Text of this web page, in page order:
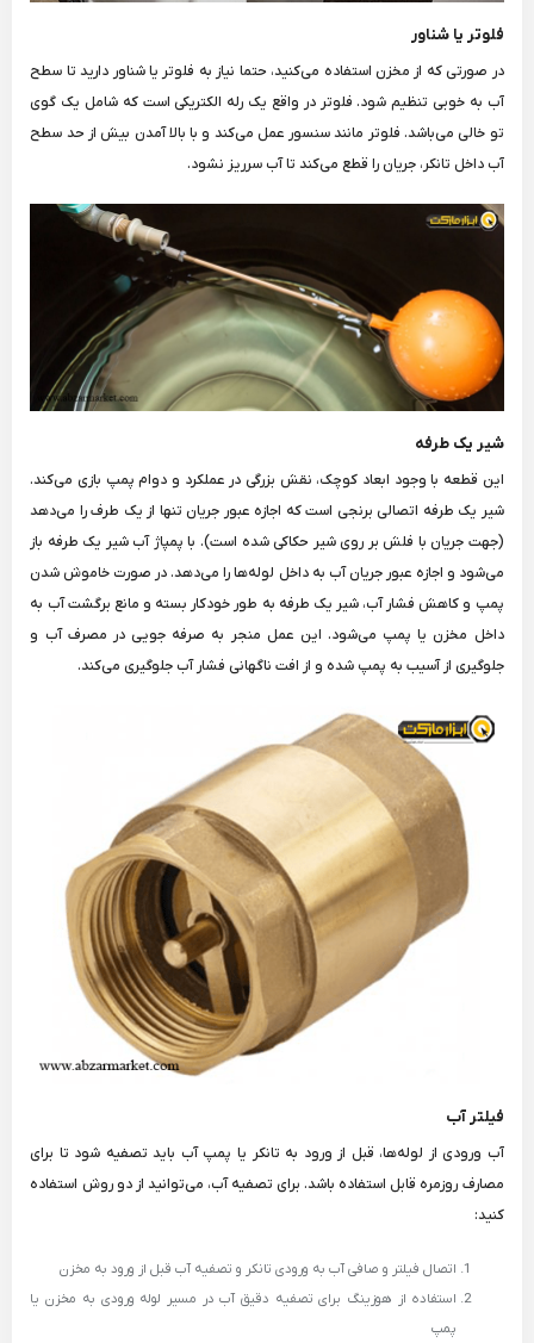
فلوتر یا شناور
در صورتی که از مخزن استفاده می‌کنید، حتما نیاز به فلوتر یا شناور دارید تا سطح
آب به خوبی تنظیم شود. فلوتر در واقع یک رله الکتریکی است که شامل یک گوی
تو خالی می‌باشد. فلوتر مانند سنسور عمل می‌کند و با بالا آمدن بیش از حد سطح
آب داخل تانکر، جریان را قطع می‌کند تا آب سرریز نشود.
شیر یک طرفه
این قطعه با وجود ابعاد کوچک، نقش بزرگی در عملکرد و دوام پمپ بازی می‌کند.
شیر یک طرفه اتصالی برنجی است که اجازه عبور جریان تنها از یک طرف را می‌دهد
(جهت جریان با فلش بر روی شیر حکاکی شده است). با پمپاژ آب شیر یک طرفه باز
می‌شود و اجازه عبور جریان آب به داخل لوله‌ها را می‌دهد. در صورت خاموش شدن
پمپ و کاهش فشار آب، شیر یک طرفه به طور خودکار بسته و مانع برگشت آب به
داخل مخزن یا پمپ می‌شود. این عمل منجر به صرفه جویی در مصرف آب و
جلوگیری از آسیب به پمپ شده و از افت ناگهانی فشار آب جلوگیری می‌کند.
فیلتر آب
آب ورودی از لوله‌ها، قبل از ورود به تانکر یا پمپ آب باید تصفیه شود تا برای
مصارف روزمره قابل استفاده باشد. برای تصفیه آب، می‌توانید از دو روش استفاده
کنید:
اتصال فیلتر و صافی آب به ورودی تانکر و تصفیه آب قبل از ورود به مخزن
استفاده از هوزینگ برای تصفیه دقیق آب در مسیر لوله ورودی به مخزن یا
پمپ